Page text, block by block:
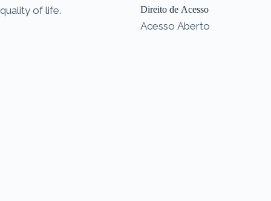
quality of life.
Direito de Acesso
Acesso Aberto